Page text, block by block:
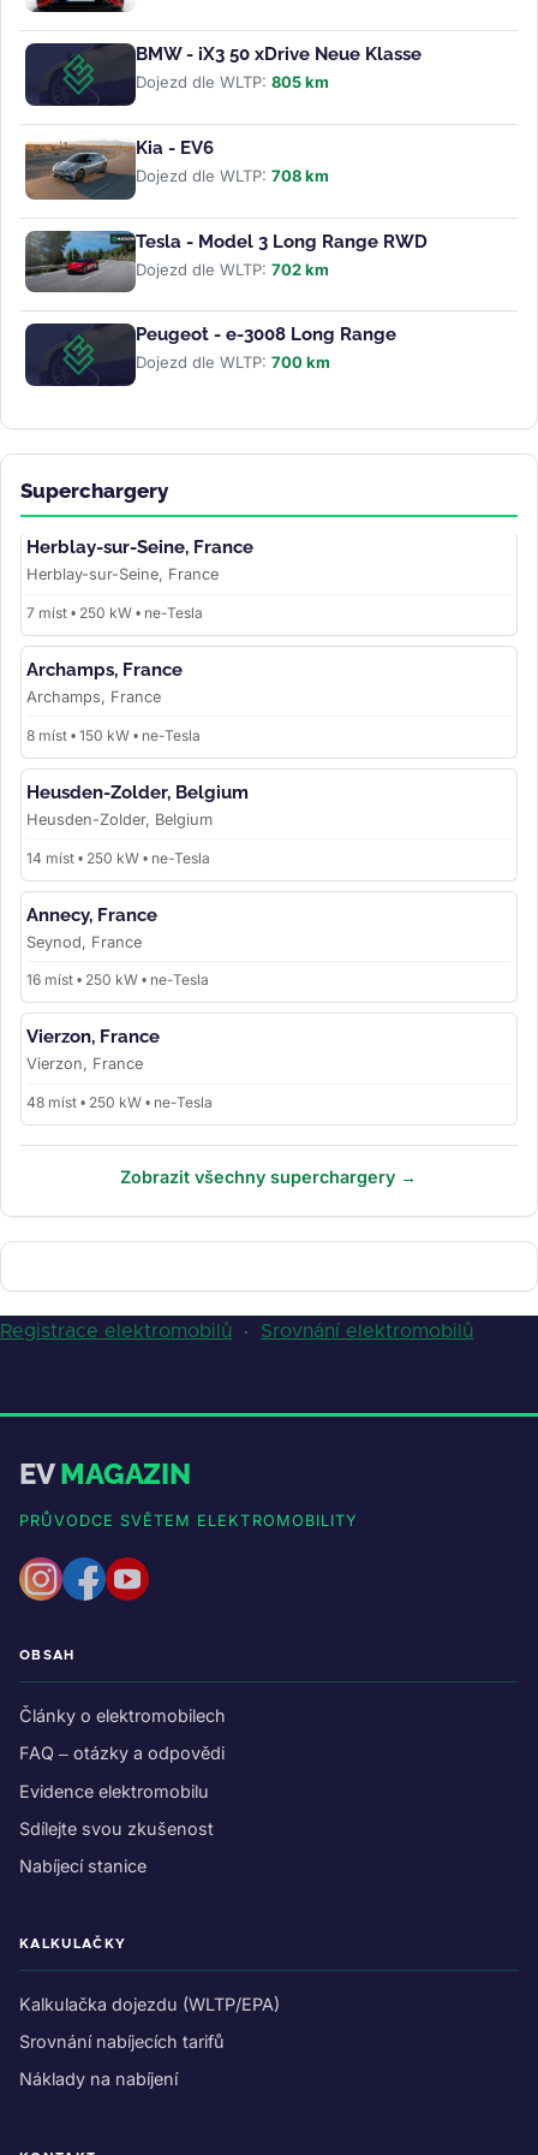
BMW - iX3 50 xDrive Neue Klasse
Dojezd dle WLTP: 805 km
Kia - EV6
Dojezd dle WLTP: 708 km
Tesla - Model 3 Long Range RWD
Dojezd dle WLTP: 702 km
Peugeot - e-3008 Long Range
Dojezd dle WLTP: 700 km
Superchargery
Herblay-sur-Seine, France
Herblay-sur-Seine, France
7 míst • 250 kW • ne-Tesla
Archamps, France
Archamps, France
8 míst • 150 kW • ne-Tesla
Heusden-Zolder, Belgium
Heusden-Zolder, Belgium
14 míst • 250 kW • ne-Tesla
Annecy, France
Seynod, France
16 míst • 250 kW • ne-Tesla
Vierzon, France
Vierzon, France
48 míst • 250 kW • ne-Tesla
Zobrazit všechny superchargery →
Registrace elektromobilů · Srovnání elektromobilů
EVMAGAZIN
PRŮVODCE SVĚTEM ELEKTROMOBILITY
OBSAH
Články o elektromobilech
FAQ – otázky a odpovědi
Evidence elektromobilu
Sdílejte svou zkušenost
Nabíjecí stanice
KALKULAČKY
Kalkulačka dojezdu (WLTP/EPA)
Srovnání nabíjecích tarifů
Náklady na nabíjení